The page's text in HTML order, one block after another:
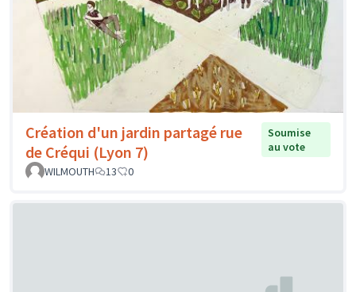
Création d'un jardin partagé rue
de Créqui (Lyon 7)
Soumise
au vote
WILMOUTH
13 0